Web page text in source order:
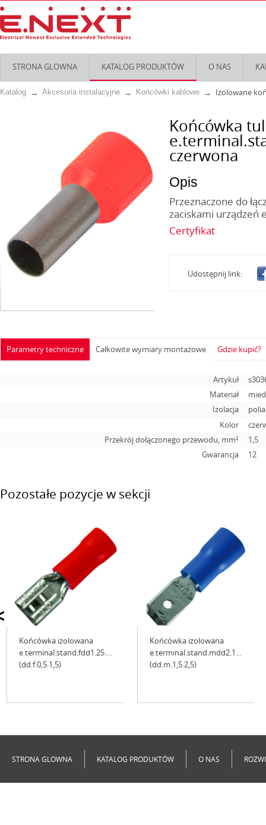
STRONA GLOWNA KATALOG PRODUKTÓW O NAS
Katalog Akcesoria instalacyjne Końcówki kablowe Izolowane
Końcówka
czerwona
Opis
Przeznaczone do
zaciskami urządzeń
Certyfikat
Udostępnij link:
Parametry techniczne
Artykuł
Materiał
Izolacja
Kolor
Przekrój dołączonego przewodu, mm²
1,5
Gwarancja
12
Całkowite wymiary montażowe Gdzie kupić?
Pozostałe pozycje w sekcji
Końcówka izolowana
e.terminal.stand.fdd1.25.110.8
(dd.f.0,5.1,5)
Końcówka izolowana
e.terminal.stand.mdd2.187.8
(dd.m.1,5.2,5)
STRONA GLOWNA KATALOG PRODUKTÓW O NAS